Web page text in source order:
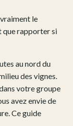
le
que rapporter si
au nord du
des vignes.
votre groupe
avez envie de
Ce guide